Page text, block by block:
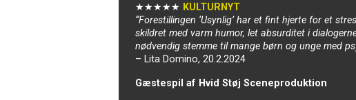
★★★★★ KULTURNYT
“Forestillingen ‘Usynlig’ har et fint hjerte for et
skildret med varm humor, let absurditet i
nødvendig stemme til mange børn og unge med
– Lita Domino, 20.2.2024
Gæstespil af Hvid Støj Sceneproduktion